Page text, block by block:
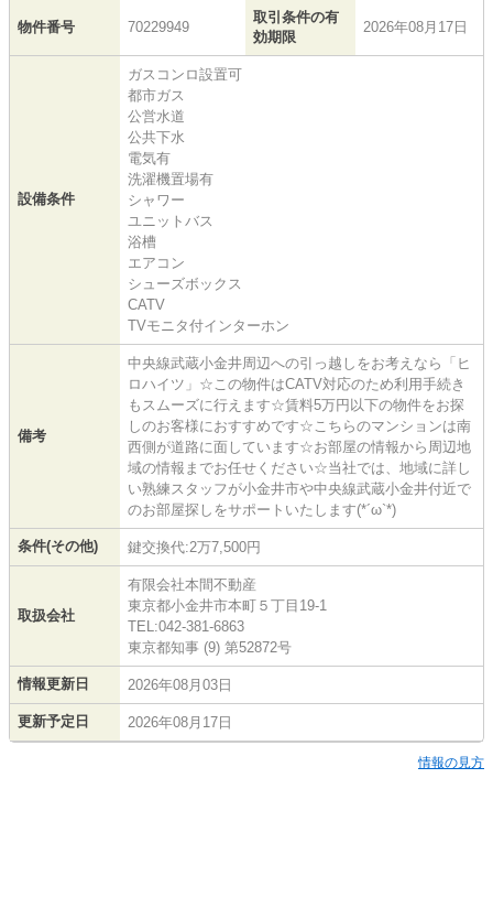
物件番号 70229949
取引条件の有
効期限
2026年08月17日
設備条件
ガスコンロ設置可
都市ガス
公営水道
公共下水
電気有
洗濯機置場有
シャワー
ユニットバス
浴槽
エアコン
シューズボックス
CATV
TVモニタ付インターホン
備考
中央線武蔵小金井周辺への引っ越しをお考えなら「ヒ
ロハイツ」☆この物件はCATV対応のため利用手続き
もスムーズに行えます☆賃料5万円以下の物件をお探
しのお客様におすすめです☆こちらのマンションは南
西側が道路に面しています☆お部屋の情報から周辺地
域の情報までお任せください☆当社では、地域に詳し
い熟練スタッフが小金井市や中央線武蔵小金井付近で
のお部屋探しをサポートいたします(*´ω`*)
条件(その他) 鍵交換代:2万7,500円
取扱会社
有限会社本間不動産
東京都小金井市本町５丁目19-1
TEL:042-381-6863
東京都知事 (9) 第52872号
情報更新日 2026年08月03日
更新予定日 2026年08月17日
情報の見方